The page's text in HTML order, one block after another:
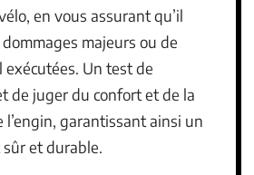
en vous assurant qu’il
dommages majeurs ou de
exécutées. Un test de
de juger du confort et de la
l’engin, garantissant ainsi un
et durable.